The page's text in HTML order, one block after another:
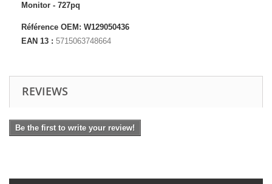
Monitor - 727pq
Référence OEM: W129050436
EAN 13 : 5715063748664
REVIEWS
Be the first to write your review!